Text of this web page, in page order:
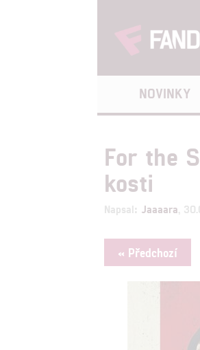
NOVINKY
For the
kosti
Napsal: Jaaaara ,
« Předchozí